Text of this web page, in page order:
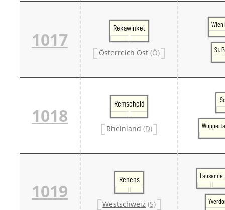
1017
Rekawinkel
Österreich Ost (Ö) St.
1018
Remscheid
Rheinland (D)
1019
Renens
Westschweiz (S)
Lausanne